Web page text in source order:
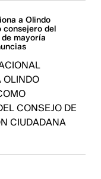
a Olindo
consejero del
de mayoría
OLINDO
CONSEJO DE
CIUDADANA